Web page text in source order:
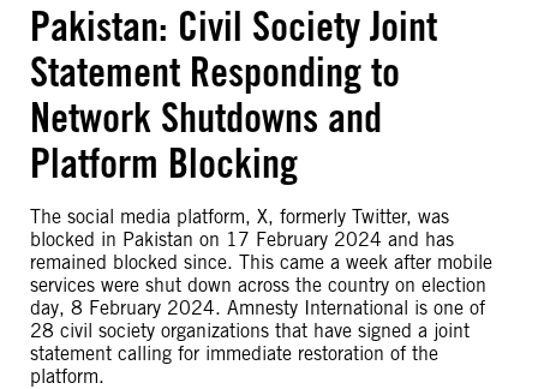
Pakistan: Civil Society Joint
Statement Responding to
Network Shutdowns and
Platform Blocking
The social media platform, X, formerly Twitter, was
blocked in Pakistan on 17 February 2024 and has
remained blocked since. This came a week after mobile
services were shut down across the country on election
day, 8 February 2024. Amnesty International is one of
28 civil society organizations that have signed a joint
statement calling for immediate restoration of the
platform.